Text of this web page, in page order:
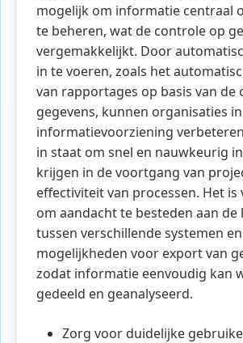
mogelijk om informatie centraal
te beheren, wat de controle op
vergemakkelijkt. Door
in te voeren, zoals het
van rapportages op basis van de
gegevens, kunnen organisaties
informatievoorziening
in staat om snel en nauwkeurig
krijgen in de voortgang van
effectiviteit van processen. Het is
om aandacht te besteden aan de
tussen verschillende systemen
mogelijkheden voor export van
zodat informatie eenvoudig kan
gedeeld en geanalyseerd.
Zorg voor duidelijke